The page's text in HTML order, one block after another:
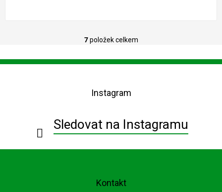
O
l
a
c
p
r
k
p
7položek celkem
Z
Instagram
Sledovat na Instagramu
Kontakt